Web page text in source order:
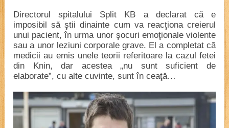
Directorul spitalului Split KB a declarat că e
imposibil să ştii dinainte cum va reacţiona creierul
unui pacient, în urma unor şocuri emoţionale violente
sau a unor leziuni corporale grave. El a completat că
medicii au emis unele teorii referitoare la cazul fetei
din Knin, dar acestea „nu sunt suficient de
elaborate”, cu alte cuvinte, sunt în ceaţă…